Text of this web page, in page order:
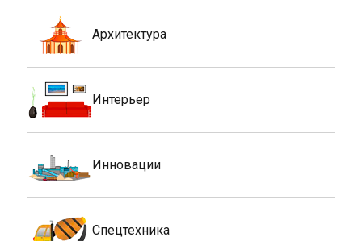
Архитектура
Интерьер
Инновации
Спецтехника